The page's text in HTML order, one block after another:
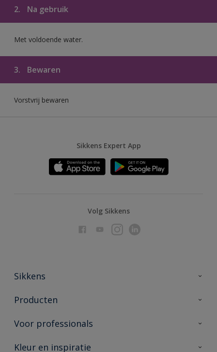
2. Na gebruik
Met voldoende water.
3. Bewaren
Vorstvrij bewaren
Sikkens Expert App
Volg Sikkens
Sikkens
Over Sikkens
Duurzaamheid
Producten
Producten voor binnen
Vind je verkooppunt
Voor professionals
Advies & service
Kleur en inspiratie